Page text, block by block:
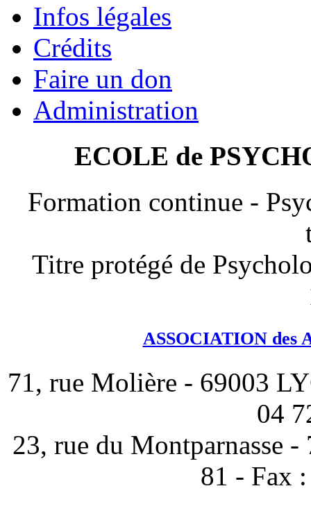
Infos légales
Crédits
Faire un don
Administration
ECOLE de
Formation continue -
Titre protégé de
ASSOCIATION des
71, rue Molière - 69003
04
23, rue du Montparnasse
81 - Fax